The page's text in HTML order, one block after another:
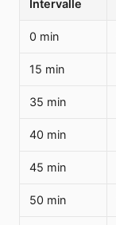
Intervalle
0 min
15 min
35 min
40 min
45 min
50 min